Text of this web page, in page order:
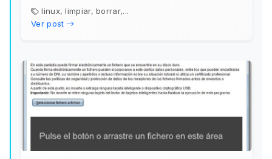
linux, limpiar, borrar,...
Ver post